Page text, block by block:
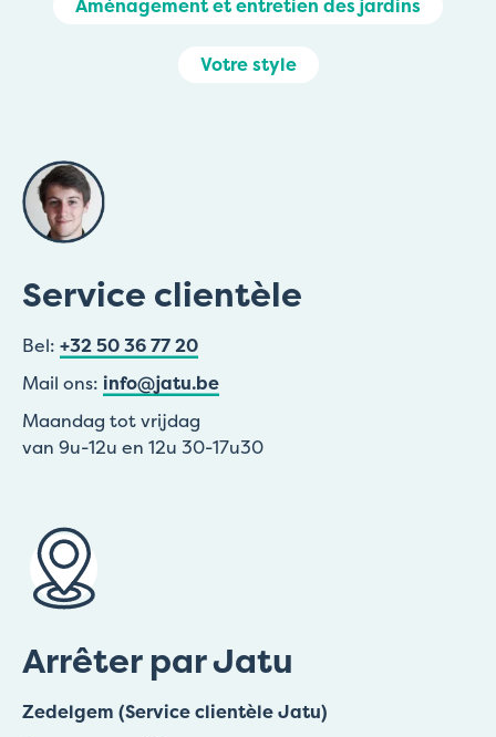
Aménagement et entretien des jardins
Votre style
Service clientèle
Bel: +32 50 36 77 20
Mail ons: info@jatu.be
Maandag tot vrijdag
van 9u-12u en 12u 30-17u30
Arrêter par Jatu
Zedelgem (Service clientèle Jatu)